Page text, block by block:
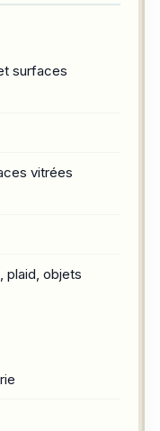
surfaces
vitrées
plaid, objets